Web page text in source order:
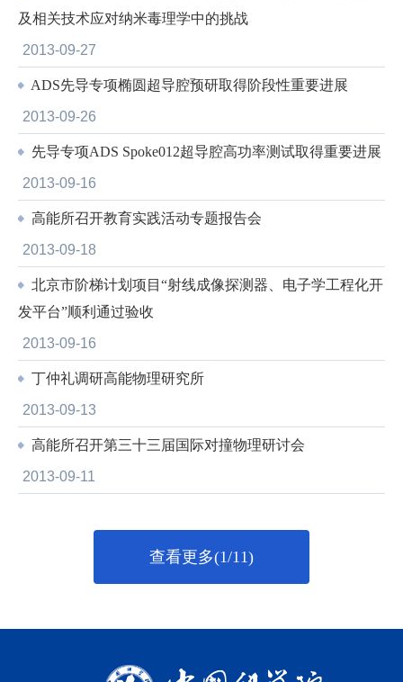
及相关技术应对纳米毒理学中的挑战
2013-09-27
ADS先导专项椭圆超导腔预研取得阶段性重要进展
2013-09-26
先导专项ADS Spoke012超导腔高功率测试取得重要进展
2013-09-16
高能所召开教育实践活动专题报告会
2013-09-18
北京市阶梯计划项目“射线成像探测器、电子学工程化开
发平台”顺利通过验收
2013-09-16
丁仲礼调研高能物理研究所
2013-09-13
高能所召开第三十三届国际对撞物理研讨会
2013-09-11
查看更多(1/11)